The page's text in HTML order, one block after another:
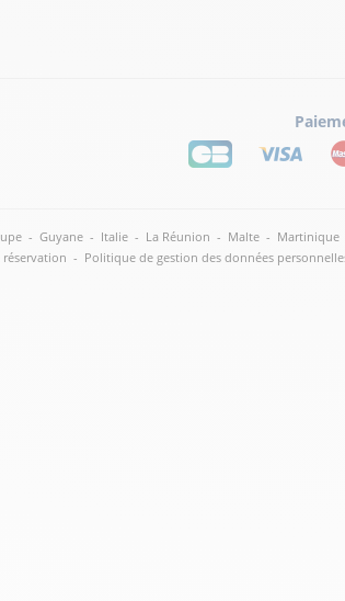
- Guyane - Italie - La Réunion - Malte - Martinique
- Politique de gestion des données